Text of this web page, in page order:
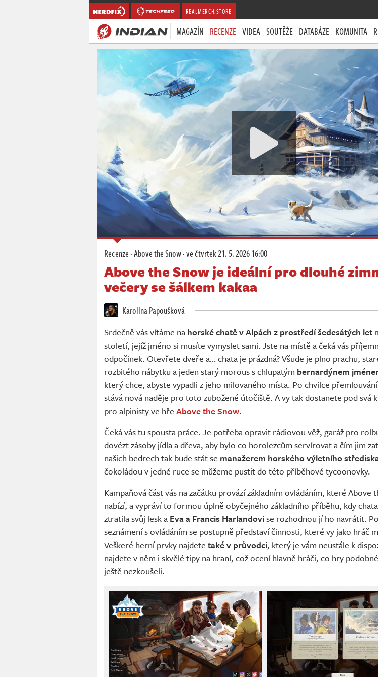
REALMERCH.STORE
MAGAZÍN RECENZE VIDEA SOUTĚŽE DATABÁZE KOMUNITA
Recenze·Above the Snow·ve čtvrtek21. 5. 2026 16:00
Above the Snow je ideální pro dlouhé
večery se šálkem kakaa
Karolína Papoušková
Srdečně vás vítáme na horské chatě v Alpách z prostředí šedesátých let
století, jejíž jméno si musíte vymyslet sami. Jste na místě a čeká vás
odpočinek. Otevřete dveře a… chata je prázdná? Všude je plno prachu,
rozbitého nábytku a jeden starý morous s chlupatým bernardýnem
který chce, abyste vypadli z jeho milovaného místa. Po chvilce přemlouvání
stává nová naděje pro toto zubožené útočiště. A vy tak dostanete pod svá
pro alpinisty ve hře Above the Snow.
Čeká vás tu spousta práce. Je potřeba opravit rádiovou věž, garáž pro
dovézt zásoby jídla a dřeva, aby bylo co horolezcům servírovat a čím jim
našich bedrech tak bude stát se manažerem horského výletního
čokoládou v jedné ruce se můžeme pustit do této příběhové tycoonovky.
Kampaňová část vás na začátku provází základním ovládáním, které Above
nabízí, a vypráví to formou úplně obyčejného základního příběhu, kdy
ztratila svůj lesk a Eva a Francis Harlandovise rozhodnou jí ho navrátit.
seznámení s ovládáním se postupně představí činnosti, které vy jako hráč
Veškeré herní prvky najdete také v průvodci, který je vám neustále k
najdete v něm i skvělé tipy na hraní, což ocení hlavně hráči, co hry
ještě nezkoušeli.